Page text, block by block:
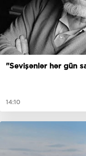
"Sevişənlər hər gün
14:10